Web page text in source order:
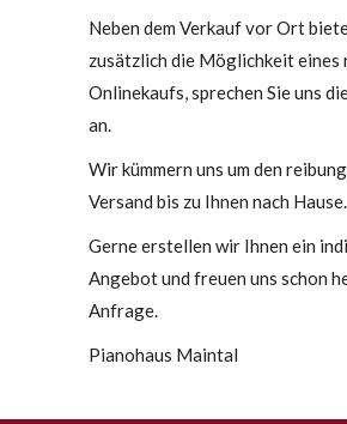
Neben dem Verkauf vor Ort
zusätzlich die Möglichkeit
Onlinekaufs, sprechen Sie uns
an.
Wir kümmern uns um den
Versand bis zu Ihnen nach Hause.
Gerne erstellen wir Ihnen ein
Angebot und freuen uns schon
Anfrage.
Pianohaus Maintal